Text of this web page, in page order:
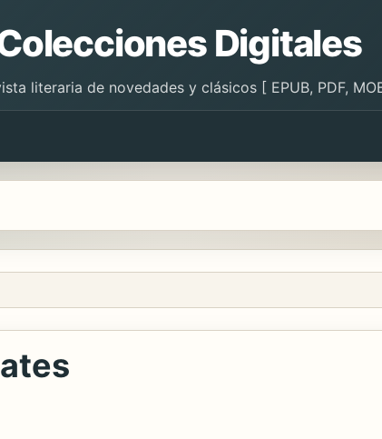
Digitales
literaria de novedades y clásicos [ EPUB, PDF,